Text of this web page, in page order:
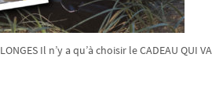
Il n’y a qu’à choisir le CADEAU QUI VA